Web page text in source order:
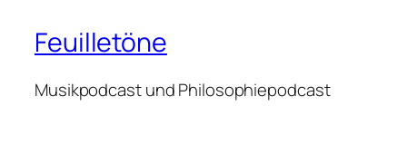
Feuilletöne
Musikpodcast und Philosophiepodcast